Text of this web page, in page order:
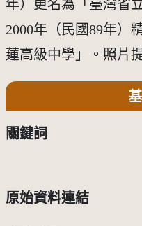
年）更名為「臺灣省
2000年（民國89年）
蓮高級中學」。照片
關鍵詞
原始資料連結